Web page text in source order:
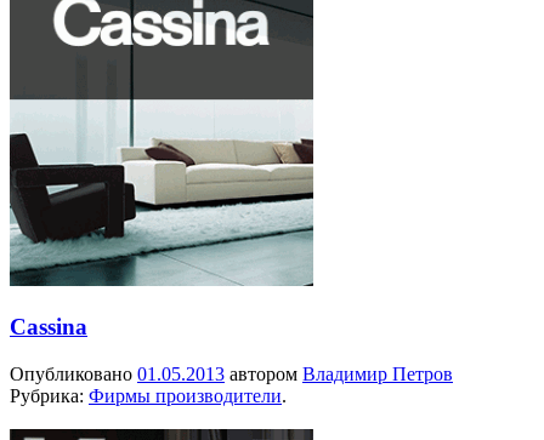
Cassina
Опубликовано 01.05.2013 автором Владимир Петров
Рубрика: Фирмы производители.